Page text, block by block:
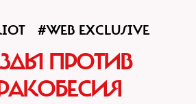
#WEB EXCLUSIVE
ПРОТИВ